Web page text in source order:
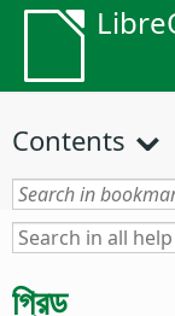
Contents
গ্রিড